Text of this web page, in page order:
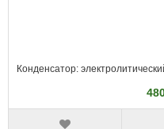
Конденсатор: